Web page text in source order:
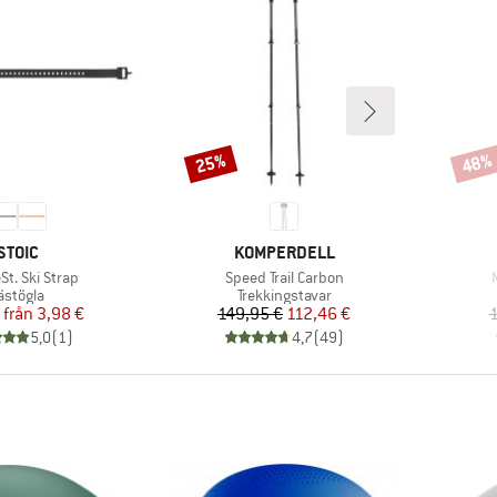
Ski Strap
Pris
Reducerat pris
från 3,98 €
5,0(1)
VARUMÄRKE
KOMPERDELL
Produkter
Speed Trail Carbon
Produktgrupp
Trekkingstavar
Pris
149,95 €Reducerat pris
112,46 €
4,7(49)
Rabatt
25% 48%